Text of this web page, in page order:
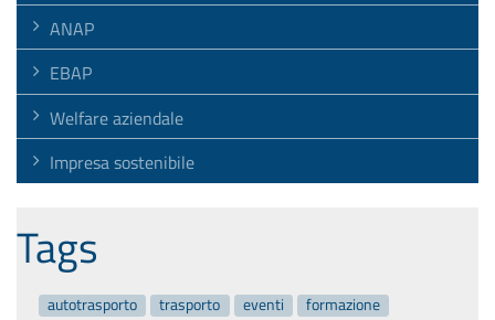
ANAP
EBAP
Welfare aziendale
Impresa sostenibile
Tags
autotrasporto trasporto eventi
formazione